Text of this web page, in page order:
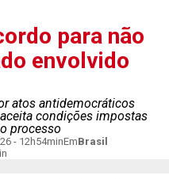
para não
envolvido
atos antidemocráticos
condições impostas
processo
- 12h54minEmBrasil